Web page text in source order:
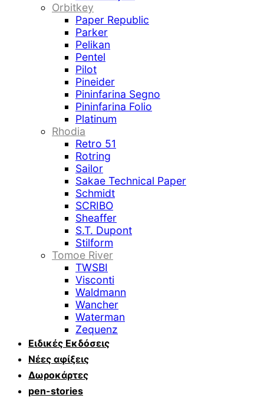
Orbitkey
Paper Republic
Parker
Pelikan
Pentel
Pilot
Pineider
Pininfarina Segno
Pininfarina Folio
Platinum
Rhodia
Retro 51
Rotring
Sailor
Sakae Technical Paper
Schmidt
SCRIBO
Sheaffer
S.T. Dupont
Stilform
Tomoe River
TWSBI
Visconti
Waldmann
Wancher
Waterman
Zequenz
Ειδικές Εκδόσεις
Νέες αφίξεις
Δωροκάρτες
pen-stories